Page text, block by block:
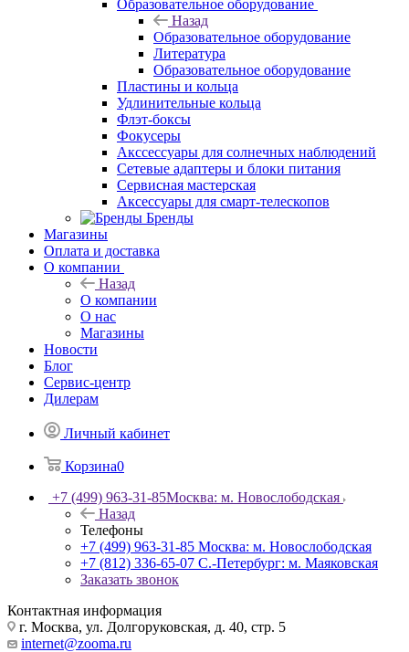
Образовательное оборудование
Назад
Образовательное оборудование
Литература
Образовательное оборудование
Пластины и кольца
Удлинительные кольца
Флэт-боксы
Фокусеры
Акссессуары для солнечных наблюдений
Сетевые адаптеры и блоки питания
Сервисная мастерская
Аксессуары для смарт-телескопов
Бренды
Магазины
Оплата и доставка
О компании
Назад
О компании
О нас
Магазины
Новости
Блог
Сервис-центр
Дилерам
Личный кабинет
Корзина0
+7 (499) 963-31-85Москва: м. Новослободская
Назад
Телефоны
+7 (499) 963-31-85 Москва: м. Новослободская
+7 (812) 336-65-07 С.-Петербург: м. Маяковская
Заказать звонок
Контактная информация
г. Москва, ул. Долгоруковская, д. 40, стр. 5
internet@zooma.ru